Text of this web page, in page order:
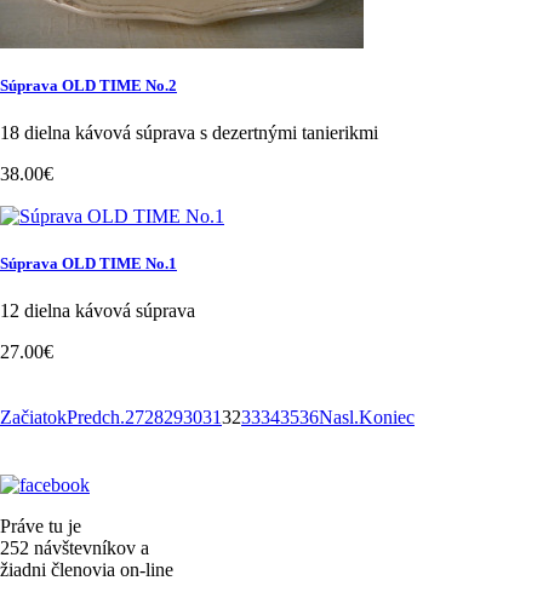
Súprava OLD TIME No.2
18 dielna kávová súprava s dezertnými tanierikmi
38.00€
Súprava OLD TIME No.1
12 dielna kávová súprava
27.00€
ZačiatokPredch.27282930313233343536Nasl.Koniec
Práve tu je
252 návštevníkov a
žiadni členovia on-line